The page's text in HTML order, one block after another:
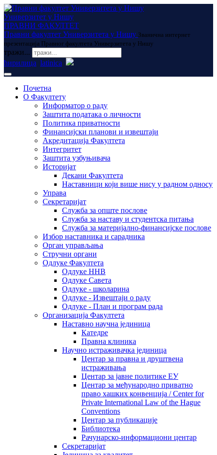
Универзитет у Нишу
ПРАВНИ ФАКУЛТЕТ
Правни факултет Универзитета у Нишу Званична интернет
презентација Правног факултета Универзитета у Нишу
тражи...
ћирилица latinica
Почетна
О Факултету
Информатор о раду
Заштита података о личности
Политика приватности
Финансијски планови и извештаји
Акредитација Факултета
Интегритет
Заштита узбуњивача
Историјат
Декани Факултета
Наставници који више нису у радном односу
Управа
Секретаријат
Служба за опште послове
Служба за наставу и студентска питања
Служба за материјално-финансијске послове
Избор наставника и сарадника
Oрган управљања
Стручни органи
Одлуке Факултета
Одлуке ННВ
Одлуке Савета
Одлуке - школарина
Одлуке - Извештаји о раду
Одлуке - План и програм рада
Организација Факултета
Наставно научна јединица
Катедре
Правна клиника
Научно истраживачка јединица
Центар за правна и друштвена
истраживања
Центар за јавне политике ЕУ
Центар за међународно приватно
право хашких конвенција / Center for
Private International Law of the Hague
Conventions
Центар за публикације
Библиотека
Рачунарско-информациони центар
Секретаријат